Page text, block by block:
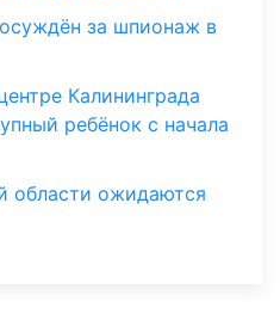
за шпионаж в
Калининграда
ребёнок с начала
области ожидаются